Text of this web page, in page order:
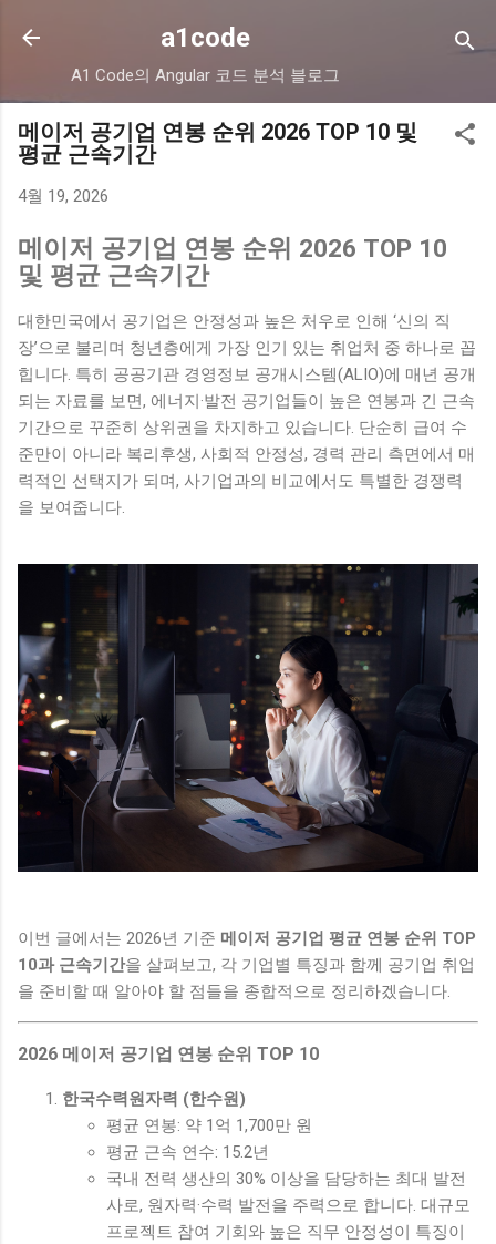
기본 콘텐츠로 건너뛰기
a1code
A1 Code의 Angular 코드 분석 블로그
메이저 공기업 연봉 순위 2026 TOP 10 및
평균 근속기간
4월 19, 2026
메이저 공기업 연봉 순위 2026 TOP 10
및 평균 근속기간
대한민국에서 공기업은 안정성과 높은 처우로 인해 ‘신의 직
장’으로 불리며 청년층에게 가장 인기 있는 취업처 중 하나로 꼽
힙니다. 특히 공공기관 경영정보 공개시스템(ALIO)에 매년 공개
되는 자료를 보면, 에너지·발전 공기업들이 높은 연봉과 긴 근속
기간으로 꾸준히 상위권을 차지하고 있습니다. 단순히 급여 수
준만이 아니라 복리후생, 사회적 안정성, 경력 관리 측면에서 매
력적인 선택지가 되며, 사기업과의 비교에서도 특별한 경쟁력
을 보여줍니다.
이번 글에서는 2026년 기준 메이저 공기업 평균 연봉 순위 TOP
10과 근속기간을 살펴보고, 각 기업별 특징과 함께 공기업 취업
을 준비할 때 알아야 할 점들을 종합적으로 정리하겠습니다.
2026 메이저 공기업 연봉 순위 TOP 10
한국수력원자력 (한수원)
평균 연봉: 약 1억 1,700만 원
평균 근속 연수: 15.2년
국내 전력 생산의 30% 이상을 담당하는 최대 발전
사로, 원자력·수력 발전을 주력으로 합니다. 대규모
프로젝트 참여 기회와 높은 직무 안정성이 특징이